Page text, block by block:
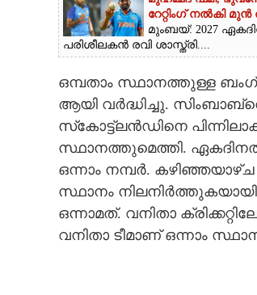
റേറ്റിംഗ് നൽകി മുൻ
മുംബയ്: 2027
പരിശീലകൻ രവി ശാസ്ത്രി....
ഒമ്പതാം സ്ഥാനത്തുള്ള
ആയി വർദ്ധിച്ചു.
സ്‌കോട്ട്ലൻഡിനെ
സ്ഥാനത്തുമെത്തി.
ഒന്നാം നമ്പർ‌.
സ്ഥാനം
ഒന്നാമത്. വനിതാ
വനിതാ ടീമാണ് ഒന്നാം